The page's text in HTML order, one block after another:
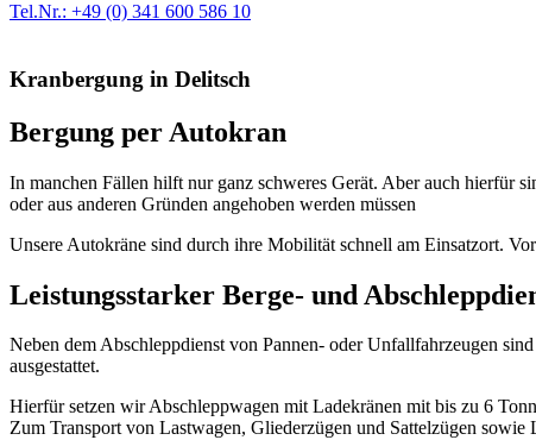
Tel.Nr.: +49 (0) 341 600 586 10
Kranbergung in Delitsch
Bergung per Autokran
In manchen Fällen hilft nur ganz schweres Gerät. Aber auch hierfür
oder aus anderen Gründen angehoben werden müssen
Unsere Autokräne sind durch ihre Mobilität schnell am Einsatzort.
Leistungsstarker Berge- und
Neben dem Abschleppdienst von Pannen- oder Unfallfahrzeugen
ausgestattet.
Hierfür setzen wir Abschleppwagen mit Ladekränen mit bis zu 6
Zum Transport von Lastwagen, Gliederzügen und Sattelzügen